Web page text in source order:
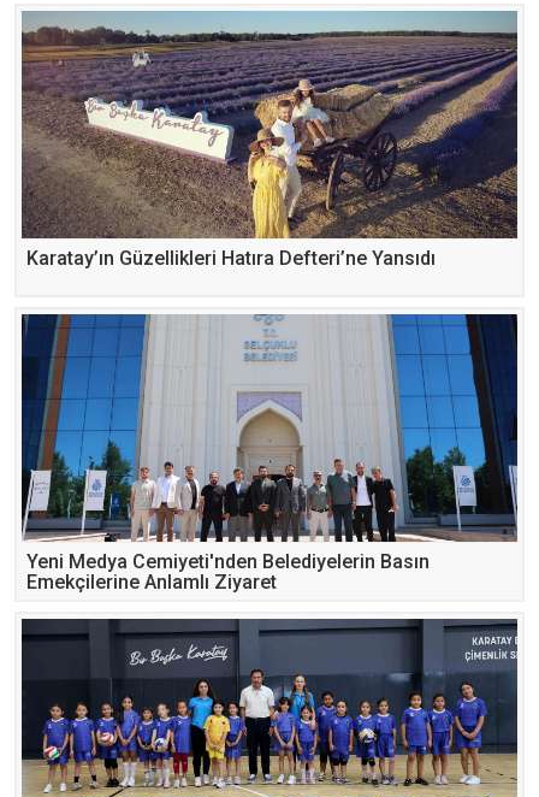
Karatay’ın Güzellikleri Hatıra Defteri’ne Yansıdı
Yeni Medya Cemiyeti'nden Belediyelerin Basın
Emekçilerine Anlamlı Ziyaret